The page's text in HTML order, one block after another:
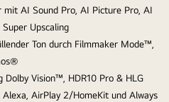
AI Sound Pro, AI Picture Pro, AI
Upscaling
Ton durch Filmmaker Mode™,
Dolby Vision™, HDR10 Pro & HLG
AirPlay 2/HomeKit und Always